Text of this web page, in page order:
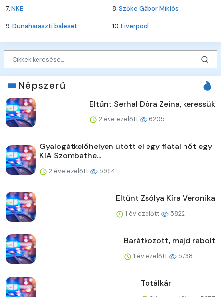
7.NKE 8.Szőke Gábor Miklós
9.Dunaharaszti baleset 10.Liverpool
Népszerű
Eltűnt Serhal Dóra Zeina, keressük
2 éve ezelőtt 6205
Gyalogátkelőhelyen ütött el egy fiatal nőt egy
KIA Szombathe...
2 éve ezelőtt 5994
Eltűnt Zsólya Kíra Veronika
1 év ezelőtt 5822
Barátkozott, majd rabolt
1 év ezelőtt 5738
Totálkár